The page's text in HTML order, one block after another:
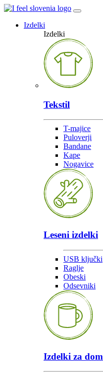
Izdelki
Izdelki
Tekstil
T-majice
Puloverji
Bandane
Kape
Nogavice
Leseni izdelki
USB ključki
Raglje
Obeski
Odsevniki
Izdelki za dom